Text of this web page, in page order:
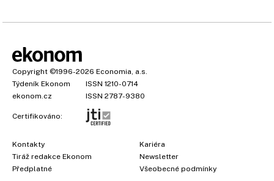
Copyright ©1996-2026 Economia, a.s.
Týdeník Ekonom
ISSN 1210-0714
ekonom.cz
ISSN 2787-9380
Certifikováno:
Kontakty
Tiráž redakce Ekonom
Předplatné
Kariéra
Newsletter
Všeobecné podmínky